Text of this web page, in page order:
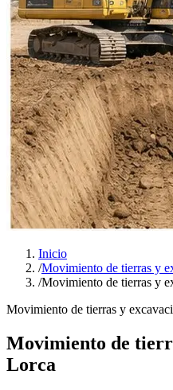
Inicio
/Movimiento de tierras y
/Movimiento de tierras y
Movimiento de tierras y
Movimiento de
Lorca